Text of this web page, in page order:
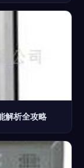
解析全攻略